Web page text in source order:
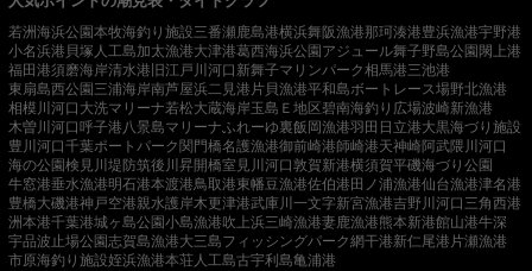
若洲海浜公園本牧海釣り施設三番瀬鹿島港横浜舞阪漁港那珂湊港豊浜漁港宇野港
小名浜港 貝塚人工島加太漁港大津港葛西海浜公園 アジュール舞子野島公園 閖上港
福田港須磨海岸清水港 旧江戸川河口 新舞子マリンパーク相馬港三池港
東扇島西公園 三浦海岸南芦屋浜二見港 片貝漁港平和島ボートレース場野北漁港
相模川河口 大洗マリーナ若松大蔵海岸玉島Ｅ地区碧南海釣り広場波崎新漁港
木曽川河口呼子港八景島マリーナふれーゆ裏飯岡漁港羽田 日立港大黒海づり施設
豊川河口千葉ポートパーク 関門橋名護漁港御前崎港師崎港天神崎 阿武隈川河口
海の公園検見川堤防筑後川昇開橋室見川河口敦賀新港横須賀平磯海づり公園
牛窓港垂水漁港明石港本渡港鳥取港東幡豆漁港佐伯港 田ノ浦漁港仙台漁港津名港
豊橋大磯港神戸空港親水護岸木更津港武庫川一文字新宮漁港吉野川河口 三角西港
洲本港千葉港城ヶ島公園小島漁港吹上浜三崎漁港妻鹿漁港熊本新港館山港牛深
宇品波止場公園志賀島漁港大三島フィッシングパーク網干港新仁尾港 片瀬漁港
市原海釣り施設姪浜漁港本荘人工島古宇利島亀浦港